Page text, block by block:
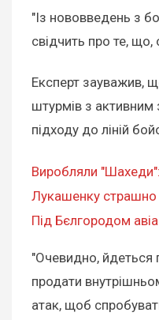
"Із нововведень з
свідчить про те,
Експерт зауважив,
штурмів з
підходу до ліній
Виробляли
Лукашенку страшно
Під Бєлгородом
"Очевидно, йдеться
продати
атак, щоб